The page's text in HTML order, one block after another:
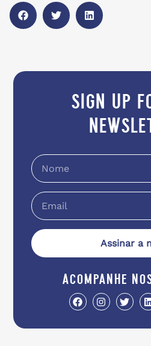
sign up
Assinar a
acompanhe